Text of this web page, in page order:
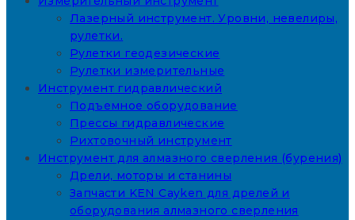
Лазерный инструмент. Уровни, невелиры,
рулетки.
Рулетки геодезические
Рулетки измерительные
Инструмент гидравлический
Подъемное оборудование
Прессы гидравлические
Рихтовочный инструмент
Инструмент для алмазного сверления (бурения)
Дрели, моторы и станины
Запчасти KEN Cayken для дрелей и
оборудования алмазного сверления